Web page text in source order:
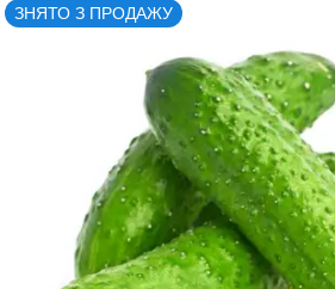
ЗНЯТО З ПРОДАЖУ